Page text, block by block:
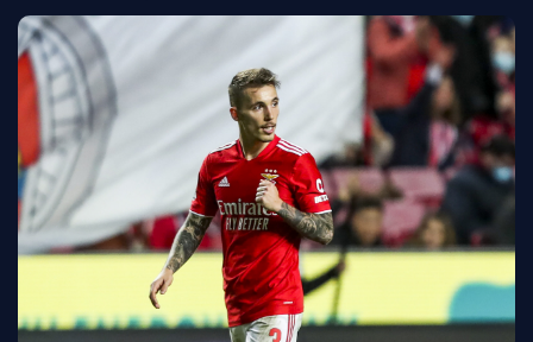
MERCATO
CDM 2026
EDF
PSG
LIGUE 1
REAL MADRID
FC BARCELONE
MANCHESTER UNITED
BAYERN